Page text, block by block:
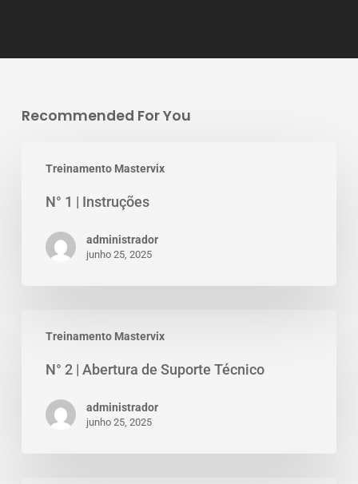
Recommended For You
Treinamento Mastervix
N° 1 | Instruções
administrador
junho 25, 2025
Treinamento Mastervix
N° 2 | Abertura de Suporte Técnico
administrador
junho 25, 2025